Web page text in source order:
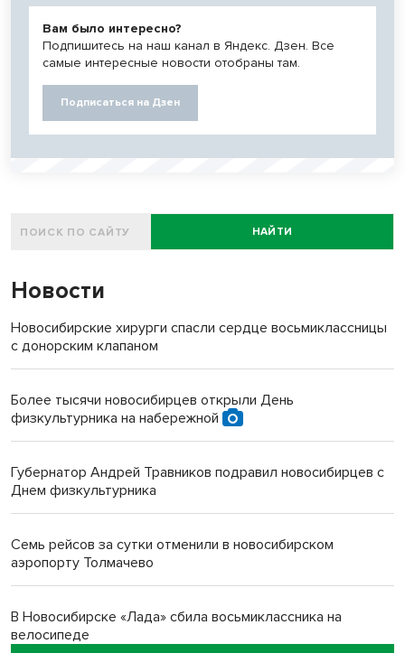
Вам было интересно?
Подпишитесь на наш канал в Яндекс. Дзен. Все
самые интересные новости отобраны там.
Подписаться на Дзен
НАЙТИ
Новости
Новосибирские хирурги спасли сердце восьмиклассницы
с донорским клапаном
Более тысячи новосибирцев открыли День
физкультурника на набережной
Губернатор Андрей Травников подравил новосибирцев с
Днем физкультурника
Семь рейсов за сутки отменили в новосибирском
аэропорту Толмачево
В Новосибирске «Лада» сбила восьмиклассника на
велосипеде